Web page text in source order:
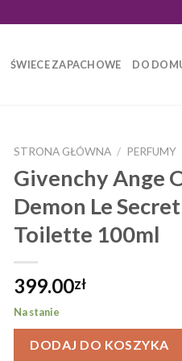
ŚWIECE ZAPACHOWE DO
STRONA GŁÓWNA / PERFUMY
Givenchy Ange
Demon Le
Toilette 100ml
399.00zł
Na stanie
DODAJ DO KOSZYKA